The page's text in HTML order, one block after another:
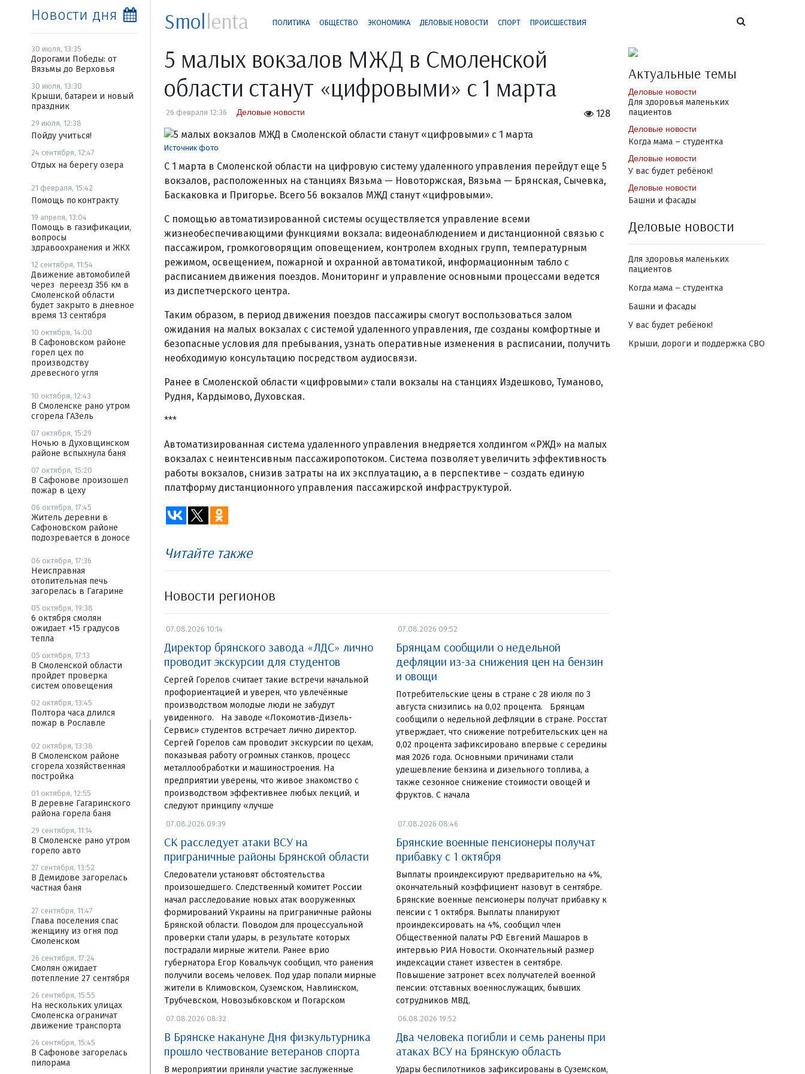
Новости дня
30 июля, 13:35
Дорогами Победы: от
Вязьмы до Верховья
30 июля, 13:30
Крыши, батареи и новый
праздник
29 июля, 12:38
Пойду учиться!
24 сентября, 12:47
Отдых на берегу озера
21 февраля, 15:42
Помощь по контракту
19 апреля, 13:04
Помощь в газификации,
вопросы
здравоохранения и ЖКХ
12 сентября, 11:54
Движение автомобилей
через переезд 356 км в
Смоленской области
будет закрыто в дневное
время 13 сентября
10 октября, 14:00
В Сафоновском районе
горел цех по
производству
древесного угля
10 октября, 12:43
В Смоленске рано утром
сгорела ГАЗель
07 октября, 15:29
Ночью в Духовщинском
районе вспыхнула баня
07 октября, 15:20
В Сафонове произошел
пожар в цеху
06 октября, 17:45
Житель деревни в
Сафоновском районе
подозревается в доносе
06 октября, 17:36
Неисправная
отопительная печь
загорелась в Гагарине
05 октября, 19:38
6 октября смолян
ожидает +15 градусов
тепла
05 октября, 17:13
В Смоленской области
пройдет проверка
систем оповещения
02 октября, 13:45
Полтора часа длился
пожар в Рославле
02 октября, 13:38
В Смоленском районе
сгорела хозяйственная
постройка
01 октября, 12:55
В деревне Гагаринского
района горела баня
29 сентября, 11:14
В Смоленске рано утром
горело авто
27 сентября, 13:52
В Демидове загорелась
частная баня
27 сентября, 11:47
Глава поселения спас
женщину из огня под
Смоленском
26 сентября, 17:24
Смолян ожидает
потепление 27 сентября
26 сентября, 15:55
На нескольких улицах
Смоленска ограничат
движение транспорта
26 сентября, 15:45
В Сафонове загорелась
пилорама
Smollenta ПОЛИТИКА ОБЩЕСТВО ЭКОНОМИКА ДЕЛОВЫЕ НОВОСТИ СПОРТ ПРОИСШЕСТВИЯ
5 малых вокзалов МЖД в Смоленской
области станут «цифровыми» с 1 марта
128
26 февраля 12:36 Деловые новости
Источник фото
С 1 марта в Смоленской области на цифровую систему удаленного управления перейдут еще 5
вокзалов, расположенных на станциях Вязьма — Новоторжская, Вязьма — Брянская, Сычевка,
Баскаковка и Пригорье. Всего 56 вокзалов МЖД станут «цифровыми».
С помощью автоматизированной системы осуществляется управление всеми
жизнеобеспечивающими функциями вокзала: видеонаблюдением и дистанционной связью с
пассажиром, громкоговорящим оповещением, контролем входных групп, температурным
режимом, освещением, пожарной и охранной автоматикой, информационным табло с
расписанием движения поездов. Мониторинг и управление основными процессами ведется
из диспетчерского центра.
Таким образом, в период движения поездов пассажиры смогут воспользоваться залом
ожидания на малых вокзалах с системой удаленного управления, где созданы комфортные и
безопасные условия для пребывания, узнать оперативные изменения в расписании, получить
необходимую консультацию посредством аудиосвязи.
Ранее в Смоленской области «цифровыми» стали вокзалы на станциях Издешково, Туманово,
Рудня, Кардымово, Духовская.
***
Автоматизированная система удаленного управления внедряется холдингом «РЖД» на малых
вокзалах с неинтенсивным пассажиропотоком. Система позволяет увеличить эффективность
работы вокзалов, снизив затраты на их эксплуатацию, а в перспективе – создать единую
платформу дистанционного управления пассажирской инфраструктурой.
Читайте также
Новости регионов
07.08.2026 10:14
Директор брянского завода «ЛДС» лично
проводит экскурсии для студентов
Сергей Горелов считает такие встречи начальной
профориентацией и уверен, что увлечённые
производством молодые люди не забудут
увиденного. На заводе «Локомотив-Дизель-
Сервис» студентов встречает лично директор.
Сергей Горелов сам проводит экскурсии по цехам,
показывая работу огромных станков, процесс
металлообработки и машиностроения. На
предприятии уверены, что живое знакомство с
производством эффективнее любых лекций, и
следуют принципу «лучше
07.08.2026 09:52
Брянцам сообщили о недельной
дефляции из-за снижения цен на бензин
и овощи
Потребительские цены в стране с 28 июля по 3
августа снизились на 0,02 процента. Брянцам
сообщили о недельной дефляции в стране. Росстат
утверждает, что снижение потребительских цен на
0,02 процента зафиксировано впервые с середины
мая 2026 года. Основными причинами стали
удешевление бензина и дизельного топлива, а
также сезонное снижение стоимости овощей и
фруктов. С начала
07.08.2026 09:39
СК расследует атаки ВСУ на
приграничные районы Брянской области
Следователи установят обстоятельства
произошедшего. Следственный комитет России
начал расследование новых атак вооруженных
формирований Украины на приграничные районы
Брянской области. Поводом для процессуальной
проверки стали удары, в результате которых
пострадали мирные жители. Ранее врио
губернатора Егор Ковальчук сообщил, что ранения
получили восемь человек. Под удар попали мирные
жители в Климовском, Суземском, Навлинском,
Трубчевском, Новозыбковском и Погарском
07.08.2026 08:46
Брянские военные пенсионеры получат
прибавку с 1 октября
Выплаты проиндексируют предварительно на 4%,
окончательный коэффициент назовут в сентябре.
Брянские военные пенсионеры получат прибавку к
пенсии с 1 октября. Выплаты планируют
проиндексировать на 4%, сообщил член
Общественной палаты РФ Евгений Машаров в
интервью РИА Новости. Окончательный размер
индексации станет известен в сентябре.
Повышение затронет всех получателей военной
пенсии: отставных военнослужащих, бывших
сотрудников МВД,
07.08.2026 08:32
В Брянске накануне Дня физкультурника
прошло чествование ветеранов спорта
В мероприятии приняли участие заслуженные
06.08.2026 19:52
Два человека погибли и семь ранены при
атаках ВСУ на Брянскую область
Удары беспилотников зафиксированы в Суземском,
Актуальные темы
Деловые новости
Для здоровья маленьких
пациентов
Деловые новости
Когда мама – студентка
Деловые новости
У вас будет ребёнок!
Деловые новости
Башни и фасады
Деловые новости
Для здоровья маленьких
пациентов
Когда мама – студентка
Башни и фасады
У вас будет ребёнок!
Крыши, дороги и поддержка СВО